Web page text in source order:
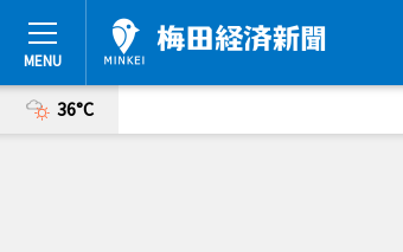
36°C